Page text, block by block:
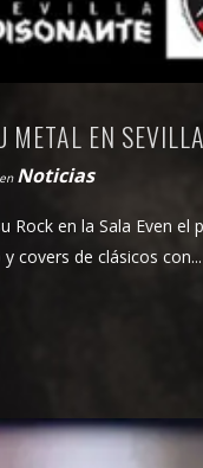
METAL EN SEVILLA
en Noticias
Rock en la Sala Even
covers de clásicos con...